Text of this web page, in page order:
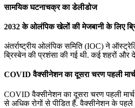
सामयिक घटनाचक्र का डेलीडोज
2032 के ओलंपिक खेलों की मेजबानी के लिए
अंतर्राष्ट्रीय ओलंपिक समिति (IOC) ने
ब्रिस्बेन की प्रशंसा की गई थी. कई शहरों और
COVID वैक्सीनेशन का दूसरा चरण पहली
COVID वैक्सीनेशन का दूसरा चरण पहली
से अधिक रोगों से पीडित हैं. वैक्सीनेशन के पहले